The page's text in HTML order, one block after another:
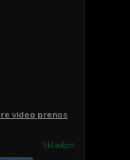
video prenos
Skladom